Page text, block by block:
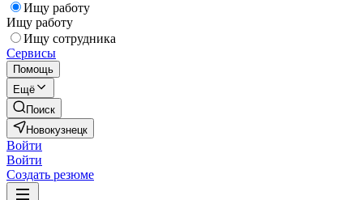
Ищу работу
Ищу работу
Ищу сотрудника
Сервисы
Помощь
Ещё
Поиск
Новокузнецк
Войти
Войти
Создать резюме